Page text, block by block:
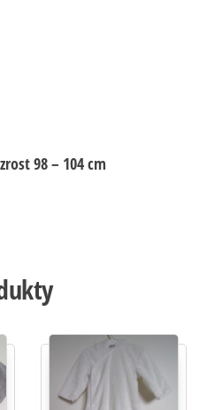
98 – 104 cm